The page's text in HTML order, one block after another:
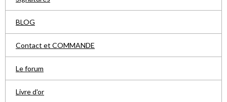
BLOG
Contact et COMMANDE
Le forum
Livre d'or